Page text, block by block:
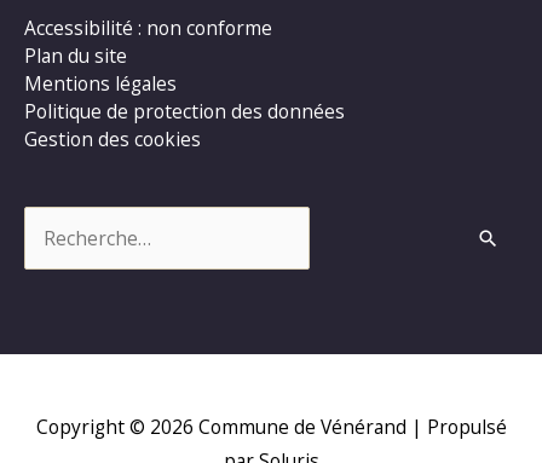
Accessibilité : non conforme
Plan du site
Mentions légales
Politique de protection des données
Gestion des cookies
Copyright © 2026 Commune de Vénérand | Propulsé